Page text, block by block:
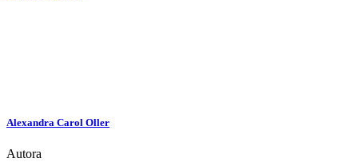
Alexandra Carol Oller
Autora